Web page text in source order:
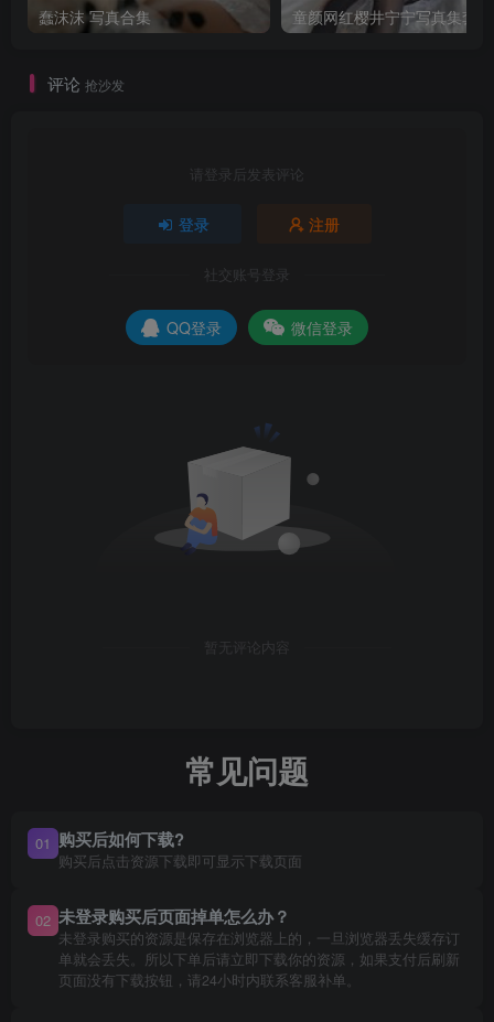
蠢沫沫 写真合集 童颜网红樱井宁宁写真集套图
评论 抢沙发
请登录后发表评论
登录 注册
社交账号登录
QQ登录 微信登录
暂无评论内容
常见问题
01 购买后如何下载?
购买后点击资源下载即可显示下载页面
02 未登录购买后页面掉单怎么办？
未登录购买的资源是保存在浏览器上的，一旦浏览器丢失缓存订
单就会丢失。所以下单后请立即下载你的资源，如果支付后刷新
页面没有下载按钮，请24小时内联系客服补单。